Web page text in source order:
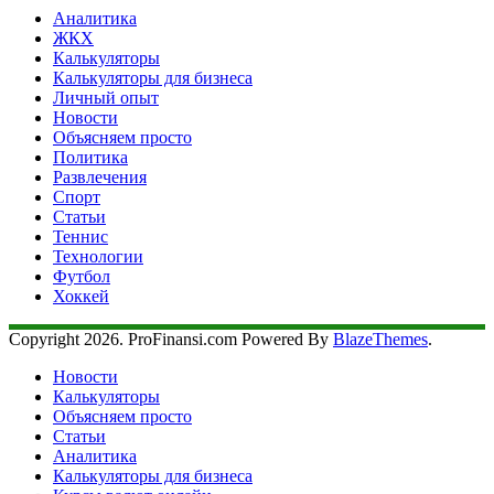
Аналитика
ЖКХ
Калькуляторы
Калькуляторы для бизнеса
Личный опыт
Новости
Объясняем просто
Политика
Развлечения
Спорт
Статьи
Теннис
Технологии
Футбол
Хоккей
Copyright 2026. ProFinansi.com Powered By BlazeThemes.
Новости
Калькуляторы
Объясняем просто
Статьи
Аналитика
Калькуляторы для бизнеса